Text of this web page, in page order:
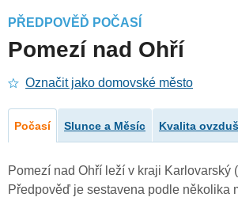
PŘEDPOVĚĎ POČASÍ
Pomezí nad Ohří
Označit jako domovské město
Počasí Slunce a Měsíc Kvalita
Pomezí nad Ohří leží v kraji Karlovarský
Předpověď je sestavena podle několika